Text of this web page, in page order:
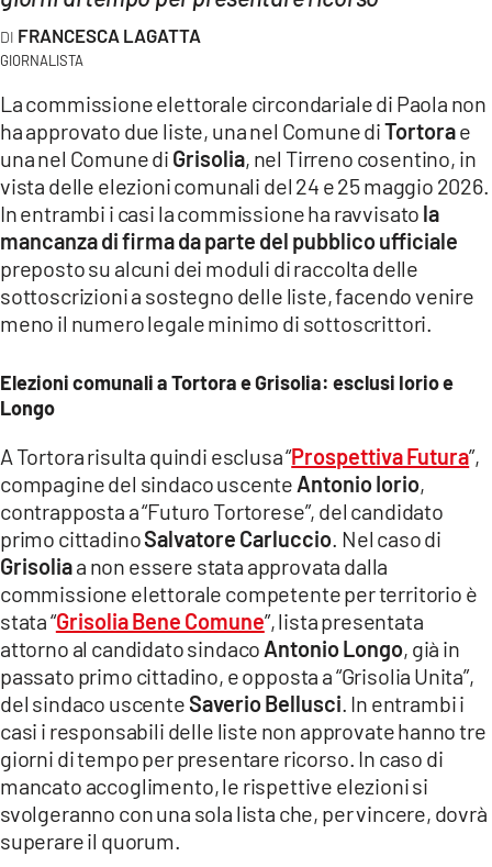
LACTV.IT
LACITYMAG.IT
ILREGGINO.IT
COSENZACHANNEL.IT
ILVIBONESE.IT
CATANZAROCHANNEL.IT
LACAPITALENEWS.IT
App
ANDROID
APPLE
FRANCESCA LAGATTA
GIORNALISTA
La commissione elettorale circondariale di Paola non
ha approvato due liste, una nel Comune diTortorae
una nel Comune di Grisolia, nel Tirreno cosentino, in
vista delle elezioni comunali del 24 e 25 maggio 2026.
In entrambi i casi la commissione ha ravvisato la
mancanza di firma da parte del pubblico ufficiale
preposto su alcuni dei moduli di raccolta delle
sottoscrizioni a sostegno delle liste, facendo venire
meno il numero legale minimo di sottoscrittori.
Elezioni comunali a Tortora e Grisolia: esclusi Iorio e
Longo
A Tortora risulta quindi esclusa “Prospettiva Futura”,
compagine del sindaco uscente Antonio Iorio,
contrapposta a “Futuro Tortorese”, del candidato
primo cittadinoSalvatore Carluccio . Nel caso di
Grisoliaa non essere stata approvata dalla
commissione elettorale competente per territorio è
stata “Grisolia Bene Comune”, lista presentata
attorno al candidato sindaco Antonio Longo, già in
passato primo cittadino, e opposta a “Grisolia Unita”,
del sindaco uscenteSaverio Bellusci . In entrambi i
casi i responsabili delle liste non approvate hanno tre
giorni di tempo per presentare ricorso. In caso di
mancato accoglimento, le rispettive elezioni si
svolgeranno con una sola lista che, per vincere, dovrà
superare il quorum.